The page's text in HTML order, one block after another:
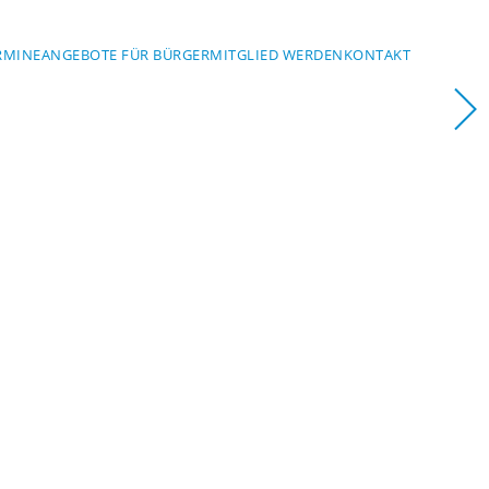
ANGEBOTE FÜR BÜRGERMITGLIED WERDENKONTAKT